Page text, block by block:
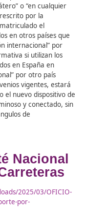
de
la lleva y, cuando
conforme
130.
a la carretera
que se debe de
teniendo en
anterior? ¿en la
en cuenta que
la baliza? ¿en
lo ya referido en
debe tener
una distancia
conductores
de que no sea
virtual.